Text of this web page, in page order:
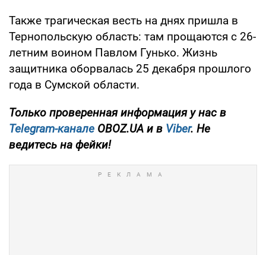
Также трагическая весть на днях пришла в
Тернопольскую область: там прощаются с 26-
летним воином Павлом Гунько. Жизнь
защитника оборвалась 25 декабря прошлого
года в Сумской области.
Только проверенная информация у нас в
Telegram-канале OBOZ.UA и в Viber. Не
ведитесь на фейки!